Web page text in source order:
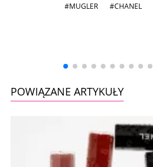
#MUGLER
#CHANEL
POWIĄZANE ARTYKUŁY